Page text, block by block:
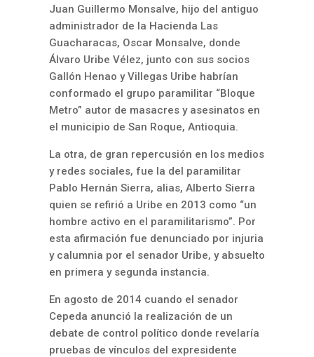
Juan Guillermo Monsalve, hijo del antiguo
administrador de la Hacienda Las
Guacharacas, Oscar Monsalve, donde
Álvaro Uribe Vélez, junto con sus socios
Gallón Henao y Villegas Uribe habrían
conformado el grupo paramilitar “Bloque
Metro” autor de masacres y asesinatos en
el municipio de San Roque, Antioquia.
La otra, de gran repercusión en los medios
y redes sociales, fue la del paramilitar
Pablo Hernán Sierra, alias, Alberto Sierra
quien se refirió a Uribe en 2013 como “un
hombre activo en el paramilitarismo”. Por
esta afirmación fue denunciado por injuria
y calumnia por el senador Uribe, y absuelto
en primera y segunda instancia.
En agosto de 2014 cuando el senador
Cepeda anunció la realización de un
debate de control político donde revelaría
pruebas de vínculos del expresidente